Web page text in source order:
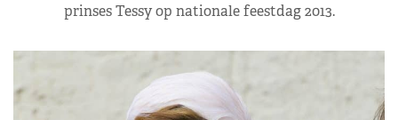
prinses Tessy op nationale feestdag 2013.